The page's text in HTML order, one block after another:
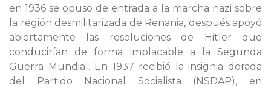
en 1936 se opuso de entrada a la marcha nazi sobre
la región desmilitarizada de Renania, después apoyó
abiertamente las resoluciones de Hitler que
conducirían de forma implacable a la Segunda
Guerra Mundial. En 1937 recibió la insignia dorada
del Partido Nacional Socialista (NSDAP), en